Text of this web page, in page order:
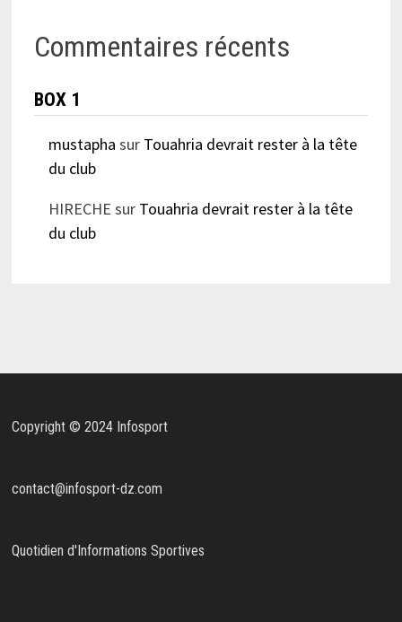
Commentaires récents
BOX 1
mustapha sur Touahria devrait rester à la tête
du club
HIRECHE sur Touahria devrait rester à la tête
du club
Copyright © 2024 Infosport
contact@infosport-dz.com
Quotidien d'Informations Sportives